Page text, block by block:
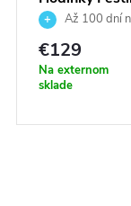
Až 100 dní
Autorizovaný
€129
Na externom
sklade